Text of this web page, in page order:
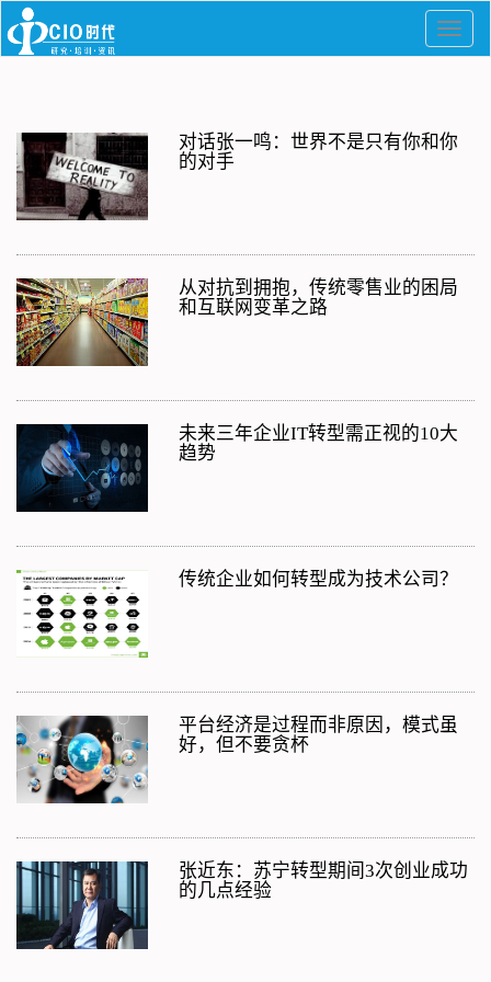
对话张一鸣：世界不是只有你和你
的对手
从对抗到拥抱，传统零售业的困局
和互联网变革之路
未来三年企业IT转型需正视的10大
趋势
传统企业如何转型成为技术公司？
平台经济是过程而非原因，模式虽
好，但不要贪杯
张近东：苏宁转型期间3次创业成功
的几点经验